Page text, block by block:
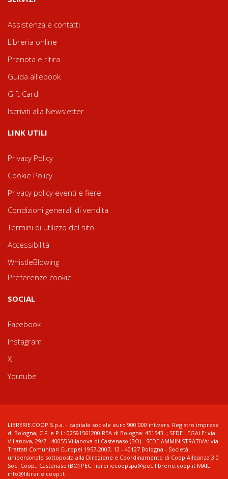
Assistenza e contatti
Libreria online
Prenota e ritira
Guida all'ebook
Gift Card
Iscriviti alla Newsletter
LINK UTILI
Privacy Policy
Cookie Policy
Privacy policy eventi e fiere
Condizioni generali di vendita
Termini di utilizzo del sito
Accessibilità
WhistleBlowing
Preferenze cookie
SOCIAL
Facebook
Instagram
X
Youtube
LIBRERIE.COOP S.p.a. - capitale sociale euro 900.000 int.vers. Registro imprese
di Bologna, C.F. e P.I.: 02591561200 REA di Bologna: 451543 ; SEDE LEGALE: via
Villanova, 29/7 - 40055 Villanova di Castenaso (BO) - SEDE AMMINISTRATIVA: via
Trattati Comunitari Europei 1957-2007, 13 - 40127 Bologna - Società
unipersonale sottoposta alla Direzione e Coordinamento di Coop Alleanza 3.0
Soc. Coop., Castenaso (BO) PEC: libreriecoopspa@pec.librerie.coop.it MAIL:
info@librerie.coop.it